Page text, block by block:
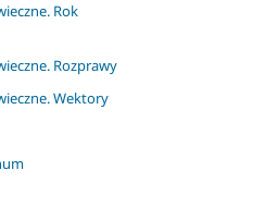
Rok
Rozprawy
Wektory